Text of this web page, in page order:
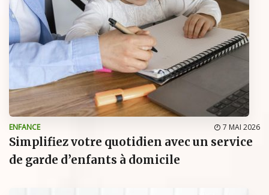
ENFANCE 7 MAI 2026
Simplifiez votre quotidien avec un service
de garde d’enfants à domicile